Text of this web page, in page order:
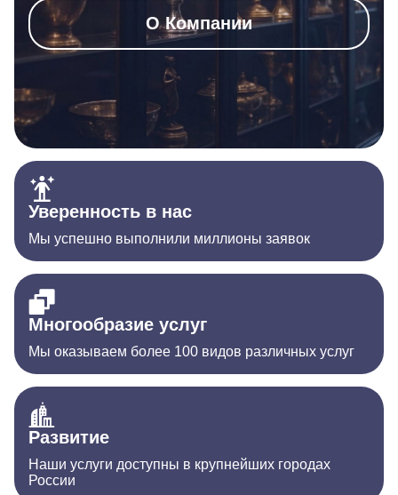
О Компании
Уверенность в нас
Мы успешно выполнили миллионы заявок
Многообразие услуг
Мы оказываем более 100 видов различных услуг
Развитие
Наши услуги доступны в крупнейших городах
России